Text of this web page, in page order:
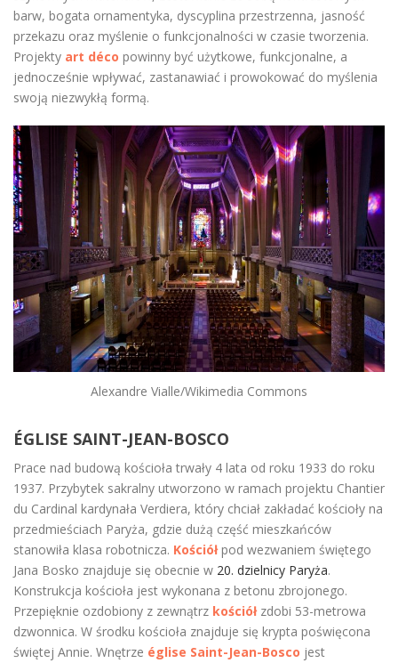
barw, bogata ornamentyka, dyscyplina przestrzenna, jasność
przekazu oraz myślenie o funkcjonalności w czasie tworzenia.
Projekty art déco powinny być użytkowe, funkcjonalne, a
jednocześnie wpływać, zastanawiać i prowokować do myślenia
swoją niezwykłą formą.
Alexandre Vialle/Wikimedia Commons
ÉGLISE SAINT-JEAN-BOSCO
Prace nad budową kościoła trwały 4 lata od roku 1933 do roku
1937. Przybytek sakralny utworzono w ramach projektu Chantier
du Cardinal kardynała Verdiera, który chciał zakładać kościoły na
przedmieściach Paryża, gdzie dużą część mieszkańców
stanowiła klasa robotnicza. Kościółpod wezwaniem świętego
Jana Bosko znajduje się obecnie w 20. dzielnicy Paryża.
Konstrukcja kościoła jest wykonana z betonu zbrojonego.
Przepięknie ozdobiony z zewnątrz kościółzdobi 53-metrowa
dzwonnica. W środku kościoła znajduje się krypta poświęcona
świętej Annie. Wnętrze église Saint-Jean-Bosco jest